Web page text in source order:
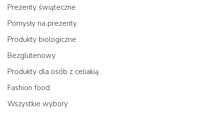
Prezenty świąteczne
Pomysły na prezenty
Produkty biologiczne
Bezglutenowy
Produkty dla osób z celiakią
Fashion food
Wszystkie wybory